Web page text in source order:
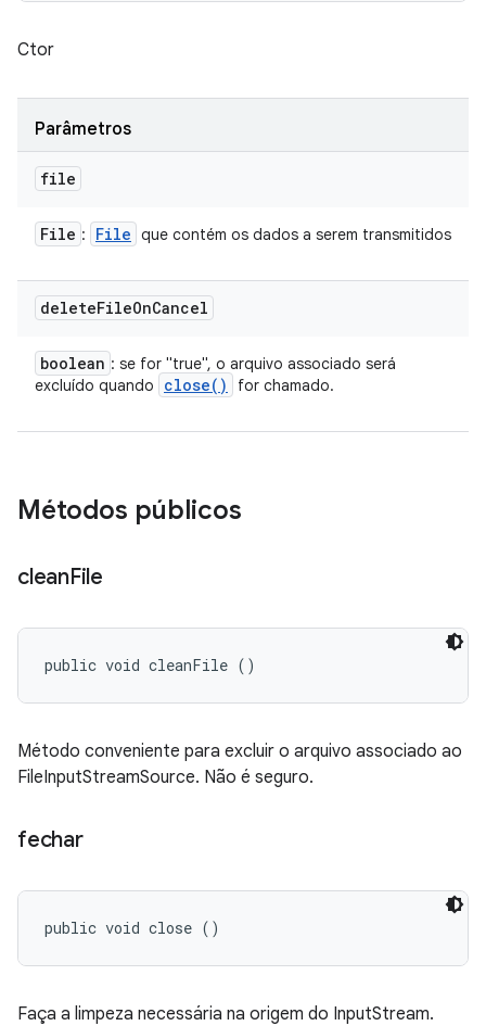
Ctor
Parâmetros
file
File : File que contém os dados a serem transmitidos
deleteFileOnCancel
boolean : se for "true", o arquivo associado será
excluído quando
close( ) for chamado.
Métodos públicos
cleanFile
public void cleanFile ()
Método conveniente para excluir o arquivo associado ao
FileInputStreamSource. Não é seguro.
fechar
public void close ()
Faça a limpeza necessária na origem do InputStream.